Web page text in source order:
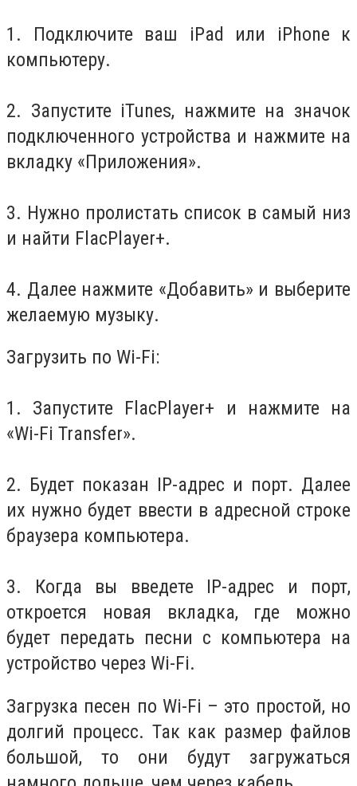
1. Подключите ваш iPad или iPhone к
компьютеру.
2. Запустите iTunes, нажмите на значок
подключенного устройства и нажмите на
вкладку «Приложения».
3. Нужно пролистать список в самый низ
и найти FlacPlayer+.
4. Далее нажмите «Добавить» и выберите
желаемую музыку.
Загрузить по Wi-Fi:
1. Запустите FlacPlayer+ и нажмите на
«Wi-Fi Transfer».
2. Будет показан IP-адрес и порт. Далее
их нужно будет ввести в адресной строке
браузера компьютера.
3. Когда вы введете IP-адрес и порт,
откроется новая вкладка, где можно
будет передать песни с компьютера на
устройство через Wi-Fi.
Загрузка песен по Wi-Fi – это простой, но
долгий процесс. Так как размер файлов
большой, то они будут загружаться